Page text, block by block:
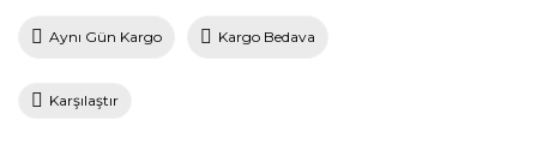
Aynı Gün Kargo Kargo Bedava
Karşılaştır